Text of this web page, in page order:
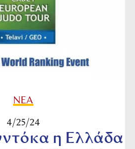
ΝΕΑ
4/25/24
η Ελλάδα